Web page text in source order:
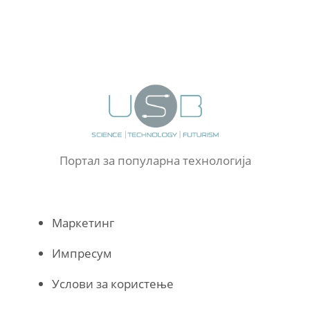
Портал за популарна технологија
Маркетинг
Импресум
Услови за користење